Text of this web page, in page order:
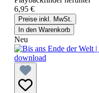
6,95 €
Preise inkl. MwSt.
In den Warenkorb
Neu